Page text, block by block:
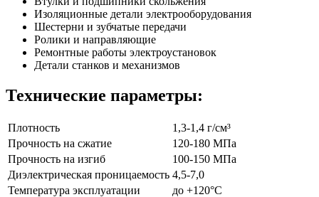
Изоляционные детали электрооборудования
Шестерни и зубчатые передачи
Ролики и направляющие
Ремонтные работы электроустановок
Детали станков и механизмов
Технические параметры:
Плотность
1,3-1,4 г/см³
Прочность на сжатие
120-180 МПа
Прочность на изгиб
100-150 МПа
Диэлектрическая проницаемость 4,5-7,0
Температура эксплуатации
до +120°C